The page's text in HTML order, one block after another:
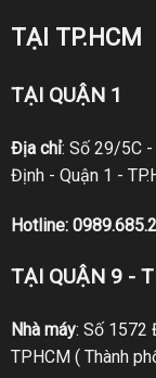
TẠI TP.HCM
TẠI QUẬN 1
Địa chỉ: Số 29/5C -
Định - Quận 1 -
Hotline:
TẠI QUẬN 9 -
Nhà máy: Số 1572
TPHCM ( Thành